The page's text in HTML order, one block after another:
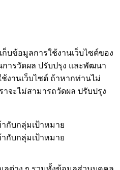
บข้อมูลการใช้งานเว็บไซต์ของ
ารวัดผล ปรับปรุง และพัฒนา
งานเว็บไซต์ ถ้าหากท่านไม่
าจะไม่สามารถวัดผล ปรับปรุง
กับกลุ่มเป้าหมาย
กับกลุ่มเป้าหมาย